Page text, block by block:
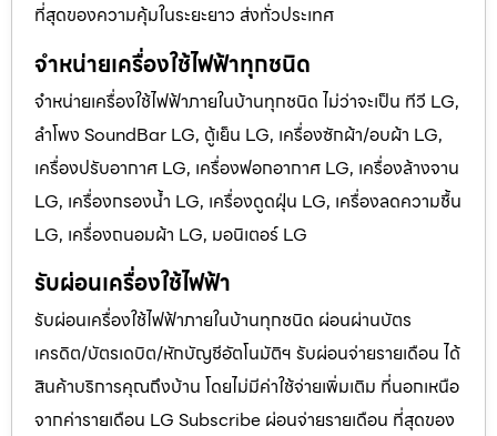
ที่สุดของความคุ้มในระยะยาว ส่งทั่วประเทศ
จำหน่ายเครื่องใช้ไฟฟ้าทุกชนิด
จำหน่ายเครื่องใช้ไฟฟ้าภายในบ้านทุกชนิด ไม่ว่าจะเป็น ทีวี LG,
ลำโพง SoundBar LG, ตู้เย็น LG, เครื่องซักผ้า/อบผ้า LG,
เครื่องปรับอากาศ LG, เครื่องฟอกอากาศ LG, เครื่องล้างจาน
LG, เครื่องกรองน้ำ LG, เครื่องดูดฝุ่น LG, เครื่องลดความชื้น
LG, เครื่องถนอมผ้า LG, มอนิเตอร์ LG
รับผ่อนเครื่องใช้ไฟฟ้า
รับผ่อนเครื่องใช้ไฟฟ้าภายในบ้านทุกชนิด ผ่อนผ่านบัตร
เครดิต/บัตรเดบิต/หักบัญชีอัตโนมัติฯ รับผ่อนจ่ายรายเดือน ได้
สินค้าบริการคุณถึงบ้าน โดยไม่มีค่าใช้จ่ายเพิ่มเติม ที่นอกเหนือ
จากค่ารายเดือน LG Subscribe ผ่อนจ่ายรายเดือน ที่สุดของ